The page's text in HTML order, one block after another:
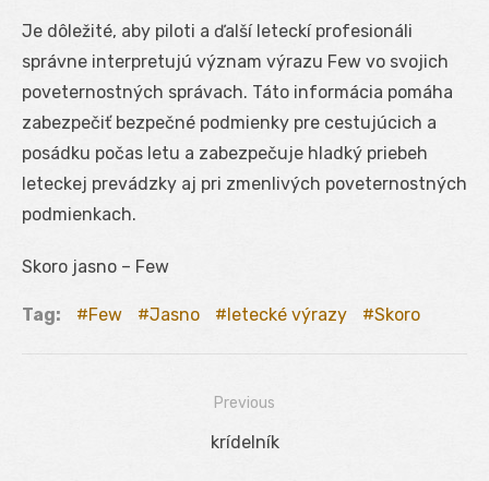
Je dôležité, aby piloti a ďalší leteckí profesionáli
správne interpretujú význam výrazu Few vo svojich
poveternostných správach. Táto informácia pomáha
zabezpečiť bezpečné podmienky pre cestujúcich a
posádku počas letu a zabezpečuje hladký priebeh
leteckej prevádzky aj pri zmenlivých poveternostných
podmienkach.
Skoro jasno – Few
Tag: Few Jasno letecké výrazy Skoro
Previous
Previous
krídelník